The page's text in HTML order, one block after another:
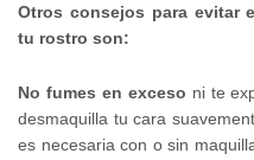
Otros consejos para evitar
tu rostro son:
No fumes en exceso ni te
desmaquilla tu cara
es necesaria con o sin